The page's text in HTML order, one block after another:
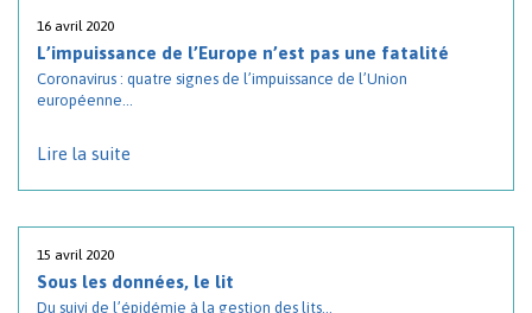
16 avril 2020
L’impuissance de l’Europe n’est pas une fatalité
Coronavirus : quatre signes de l’impuissance de l’Union
européenne...
Lire la suite
15 avril 2020
Sous les données, le lit
Du suivi de l’épidémie à la gestion des lits...